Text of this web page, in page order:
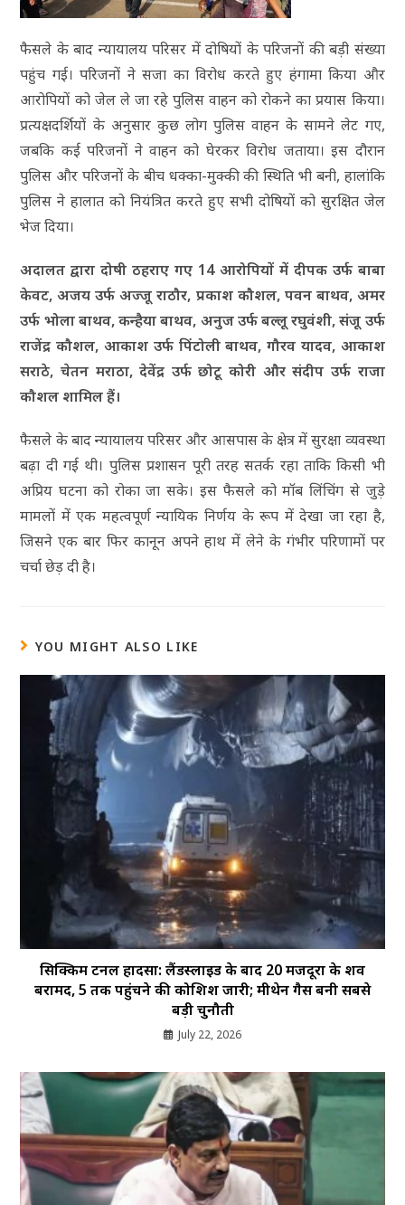
फैसले के बाद न्यायालय परिसर में दोषियों के परिजनों की बड़ी संख्या
पहुंच गई। परिजनों ने सजा का विरोध करते हुए हंगामा किया और
आरोपियों को जेल ले जा रहे पुलिस वाहन को रोकने का प्रयास किया।
प्रत्यक्षदर्शियों के अनुसार कुछ लोग पुलिस वाहन के सामने लेट गए,
जबकि कई परिजनों ने वाहन को घेरकर विरोध जताया। इस दौरान
पुलिस और परिजनों के बीच धक्का-मुक्की की स्थिति भी बनी, हालांकि
पुलिस ने हालात को नियंत्रित करते हुए सभी दोषियों को सुरक्षित जेल
भेज दिया।
अदालत द्वारा दोषी ठहराए गए 14 आरोपियों में दीपक उर्फ बाबा
केवट, अजय उर्फ अज्जू राठौर, प्रकाश कौशल, पवन बाथव, अमर
उर्फ भोला बाथव, कन्हैया बाथव, अनुज उर्फ बल्लू रघुवंशी, संजू उर्फ
राजेंद्र कौशल, आकाश उर्फ पिंटोली बाथव, गौरव यादव, आकाश
सराठे, चेतन मराठा, देवेंद्र उर्फ छोटू कोरी और संदीप उर्फ राजा
कौशल शामिल हैं।
फैसले के बाद न्यायालय परिसर और आसपास के क्षेत्र में सुरक्षा व्यवस्था
बढ़ा दी गई थी। पुलिस प्रशासन पूरी तरह सतर्क रहा ताकि किसी भी
अप्रिय घटना को रोका जा सके। इस फैसले को मॉब लिंचिंग से जुड़े
मामलों में एक महत्वपूर्ण न्यायिक निर्णय के रूप में देखा जा रहा है,
जिसने एक बार फिर कानून अपने हाथ में लेने के गंभीर परिणामों पर
चर्चा छेड़ दी है।
YOU MIGHT ALSO LIKE
सिक्किम टनल हादसा: लैंडस्लाइड के बाद 20 मजदूरों के शव
बरामद, 5 तक पहुंचने की कोशिश जारी; मीथेन गैस बनी सबसे
बड़ी चुनौती
July 22, 2026